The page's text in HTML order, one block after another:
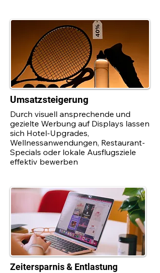
Umsatzsteigerung
Durch visuell ansprechende und
gezielte Werbung auf Displays lassen
sich Hotel-Upgrades,
Wellnessanwendungen, Restaurant-
Specials oder lokale Ausflugsziele
effektiv bewerben
Zeitersparnis & Entlastung